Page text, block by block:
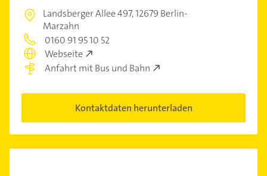
Landsberger Allee 497,12679 Berlin-
Marzahn
0160 91 95 10 52
Webseite
Anfahrt mit Bus und Bahn
Kontaktdaten herunterladen